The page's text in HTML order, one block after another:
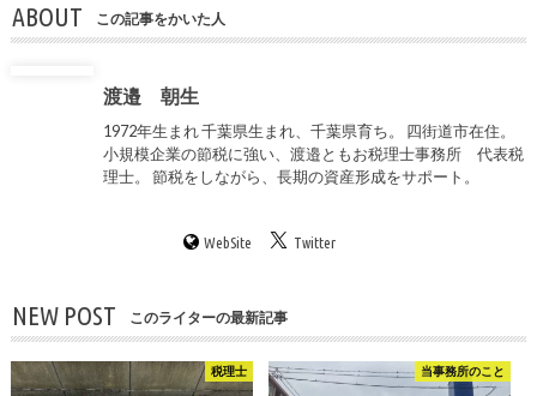
ABOUT この記事をかいた人
渡邉 朝生
1972年生まれ 千葉県生まれ、千葉県育ち。 四街道市在住。
小規模企業の節税に強い、渡邉ともお税理士事務所 代表税
理士。 節税をしながら、長期の資産形成をサポート。
WebSite Twitter
NEW POST このライターの最新記事
税理士 当事務所のこと